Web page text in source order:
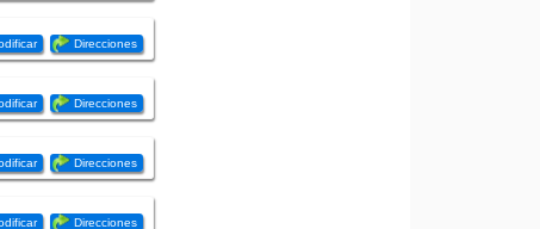
Direcciones
Direcciones
Direcciones
Direcciones